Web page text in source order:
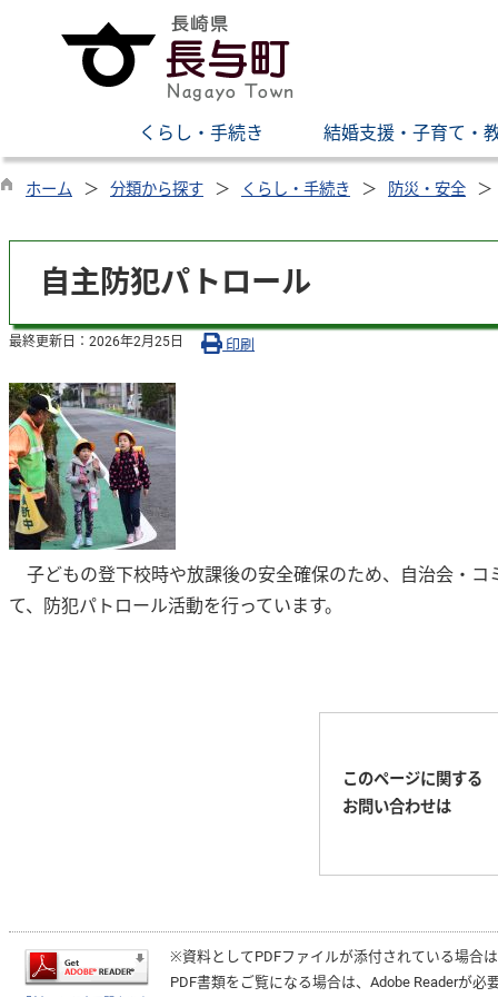
くらし・手続き 結婚支援・子育て・
ホーム 分類から探す くらし・手続き 防災・安全
自主防犯パトロール
最終更新日： 2026年2月25日 印刷
子どもの登下校時や放課後の安全確保のため、自治会・
て、防犯パトロール活動を行っています。
このページに関する
お問い合わせは
※資料としてPDFファイルが添付されている場合は
PDF書類をご覧になる場合は、 Adobe Readerが必